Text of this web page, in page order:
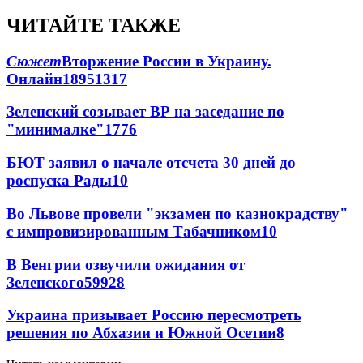
ЧИТАЙТЕ ТАКЖЕ
СюжетВторжение России в Украину.
Онлайн18951317
Зеленский созывает ВР на заседание по
"минималке"1776
БЮТ заявил о начале отсчета 30 дней до
роспуска Рады10
Во Львове провели "экзамен по казнокрадству"
с импровизированным Табачником10
В Венгрии озвучили ожидания от
Зеленского59928
Украина призывает Россию пересмотреть
решения по Абхазии и Южной Осетии8